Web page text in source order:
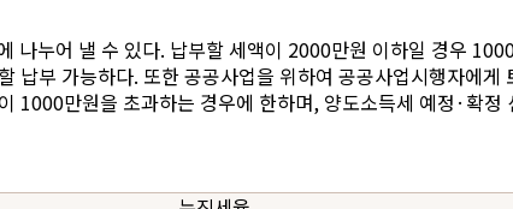
나누어 낼 수 있다. 납부할 세액이 2000만원 이하일 경우
부 가능하다. 또한 공공사업을 위하여 공공사업시행자에게
1000만원을 초과하는 경우에 한하며, 양도소득세 예정·확정